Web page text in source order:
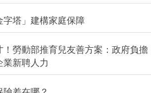
字塔」建構家庭保障
！勞動部推育兒友善方案：政府負擔
業新聘人力